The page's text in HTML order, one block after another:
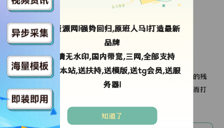
美国
语言：英语
更新时间：
剧情简介：
一群青少年探寻一座废弃的游客中心，却意外遭遇蒙面杀手的残
忍屠杀，并陷入会在死后回到前一天傍晚的无限循环之中！而打
破这场死亡循环的唯一方式，就是活到黎明……
ok资源网!强势回归,原班人马!打造最新
品牌
高清无水印,国内带宽,三网,全部支持
采集本站,送扶持,送模版,送tg会员,送服
务器!
知道了